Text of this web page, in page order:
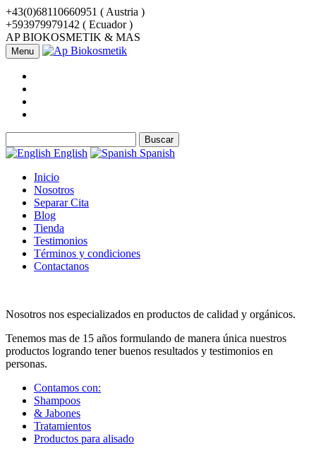
+43(0)68110660951 ( Austria )
+593979979142 ( Ecuador )
AP BIOKOSMETIK & MAS
Menu
English
Spanish
Inicio
Nosotros
Separar Cita
Blog
Tienda
Testimonios
Términos y condiciones
Contactanos
Nosotros nos especializados en productos de calidad y orgánicos.
Tenemos mas de 15 años formulando de manera única nuestros
productos logrando tener buenos resultados y testimonios en
personas.
Contamos con:
Shampoos
& Jabones
Tratamientos
Productos para alisado